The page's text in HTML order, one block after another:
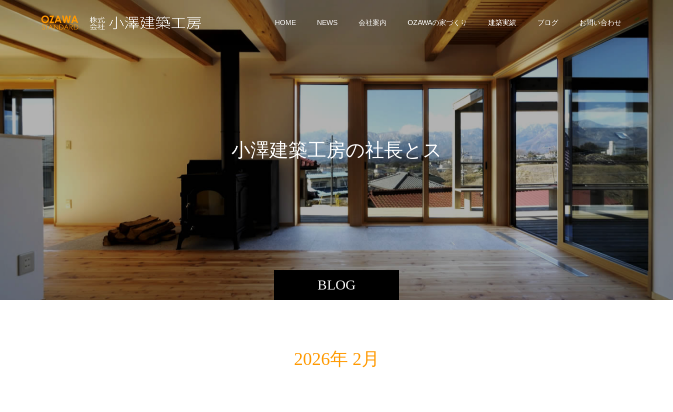
HOME NEWS 会社案内 OZAWAの家づくり 建築実績 ブログ お問い合わせ
BLOG
築工房の社長とスタッフのブロ
2026年 2月